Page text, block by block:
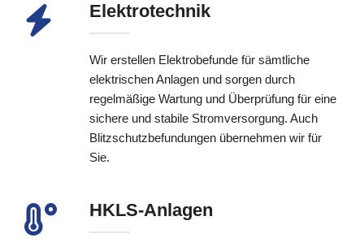
Elektrotechnik
Wir erstellen Elektrobefunde für sämtliche
elektrischen Anlagen und sorgen durch
regelmäßige Wartung und Überprüfung für eine
sichere und stabile Stromversorgung. Auch
Blitzschutzbefundungen übernehmen wir für
Sie.
HKLS-Anlagen